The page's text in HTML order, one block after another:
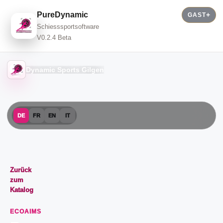
PureDynamic
Schiesssportsoftware
V0.2.4 Beta
GAST
Dynamic Sports Gilgen
DE FR EN IT
Zurück
zum
Katalog
ECOAIMS